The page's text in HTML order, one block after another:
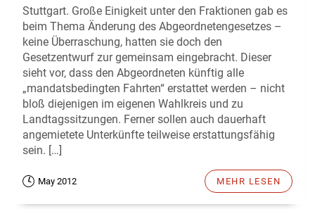
Stuttgart. Große Einigkeit unter den Fraktionen gab es
beim Thema Änderung des Abgeordnetengesetzes –
keine Überraschung, hatten sie doch den
Gesetzentwurf zur gemeinsam eingebracht. Dieser
sieht vor, dass den Abgeordneten künftig alle
„mandatsbedingten Fahrten“ erstattet werden – nicht
bloß diejenigen im eigenen Wahlkreis und zu
Landtagssitzungen. Ferner sollen auch dauerhaft
angemietete Unterkünfte teilweise erstattungsfähig
sein. […]
May 2012 MEHR LESEN